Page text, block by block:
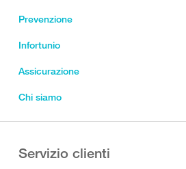
Prevenzione
Infortunio
Assicurazione
Chi siamo
Servizio clienti